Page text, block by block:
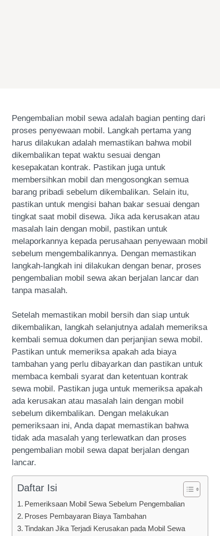
Pengembalian mobil sewa adalah bagian penting dari
proses penyewaan mobil. Langkah pertama yang
harus dilakukan adalah memastikan bahwa mobil
dikembalikan tepat waktu sesuai dengan
kesepakatan kontrak. Pastikan juga untuk
membersihkan mobil dan mengosongkan semua
barang pribadi sebelum dikembalikan. Selain itu,
pastikan untuk mengisi bahan bakar sesuai dengan
tingkat saat mobil disewa. Jika ada kerusakan atau
masalah lain dengan mobil, pastikan untuk
melaporkannya kepada perusahaan penyewaan mobil
sebelum mengembalikannya. Dengan memastikan
langkah-langkah ini dilakukan dengan benar, proses
pengembalian mobil sewa akan berjalan lancar dan
tanpa masalah.
Setelah memastikan mobil bersih dan siap untuk
dikembalikan, langkah selanjutnya adalah memeriksa
kembali semua dokumen dan perjanjian sewa mobil.
Pastikan untuk memeriksa apakah ada biaya
tambahan yang perlu dibayarkan dan pastikan untuk
membaca kembali syarat dan ketentuan kontrak
sewa mobil. Pastikan juga untuk memeriksa apakah
ada kerusakan atau masalah lain dengan mobil
sebelum dikembalikan. Dengan melakukan
pemeriksaan ini, Anda dapat memastikan bahwa
tidak ada masalah yang terlewatkan dan proses
pengembalian mobil sewa dapat berjalan dengan
lancar.
Daftar Isi
Pemeriksaan Mobil Sewa Sebelum Pengembalian
Proses Pembayaran Biaya Tambahan
Tindakan Jika Terjadi Kerusakan pada Mobil Sewa